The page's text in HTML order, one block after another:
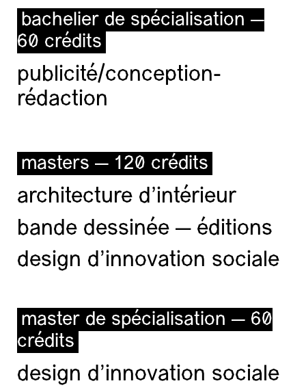
bachelier de spécialisation —
60 crédits
publicité/conception-
rédaction
masters — 120 crédits
architecture d’intérieur
bande dessinée — éditions
design d'innovation sociale
master de spécialisation — 60
crédits
design d'innovation sociale